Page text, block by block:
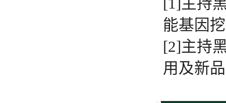
[1]主持
能基因
[2]主持
用及新